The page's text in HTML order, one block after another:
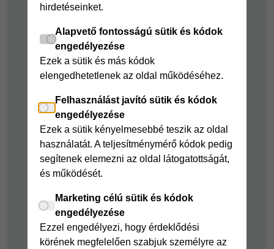
hirdetéseinket.
Alapvető fontosságú sütik és kódok
engedélyezése
Ezek a sütik és más kódok
elengedhetetlenek az oldal működéséhez.
Felhasználást javító sütik és kódok
engedélyezése
Ezek a sütik kényelmesebbé teszik az oldal
használatát. A teljesítménymérő kódok pedig
segítenek elemezni az oldal látogatottságát,
és működését.
Marketing célú sütik és kódok
engedélyezése
Ezzel engedélyezi, hogy érdeklődési
körének megfelelően szabjuk személyre az
Mindig Kéznél
kölcsön
Mindig Kéznél
kölcsön
Takarékszámla
Pénzügyi Navigátor
Cofidis Bank a
Zöldebb Környezetért
Cofidis Bank a
Zöldebb Jövőért
Biztonságos
pénzügyek